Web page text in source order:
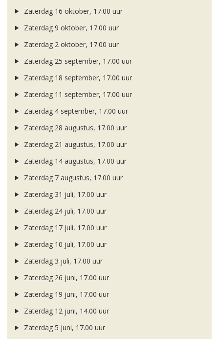
Zaterdag 16 oktober, 17.00 uur
Zaterdag 9 oktober, 17.00 uur
Zaterdag 2 oktober, 17.00 uur
Zaterdag 25 september, 17.00 uur
Zaterdag 18 september, 17.00 uur
Zaterdag 11 september, 17.00 uur
Zaterdag 4 september, 17.00 uur
Zaterdag 28 augustus, 17.00 uur
Zaterdag 21 augustus, 17.00 uur
Zaterdag 14 augustus, 17.00 uur
Zaterdag 7 augustus, 17.00 uur
Zaterdag 31 juli, 17.00 uur
Zaterdag 24 juli, 17.00 uur
Zaterdag 17 juli, 17.00 uur
Zaterdag 10 juli, 17.00 uur
Zaterdag 3 juli, 17.00 uur
Zaterdag 26 juni, 17.00 uur
Zaterdag 19 juni, 17.00 uur
Zaterdag 12 juni, 14.00 uur
Zaterdag 5 juni, 17.00 uur